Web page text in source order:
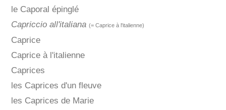
le Caporal épinglé
Capriccio all'italiana (= Caprice à l'italienne)
Caprice
Caprice à l'italienne
Caprices
les Caprices d'un fleuve
les Caprices de Marie